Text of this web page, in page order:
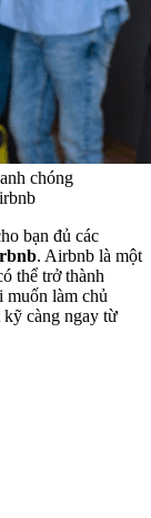
chóng
bạn đủ các
. Airbnb là một
thể trở thành
muốn làm chủ
kỹ càng ngay từ